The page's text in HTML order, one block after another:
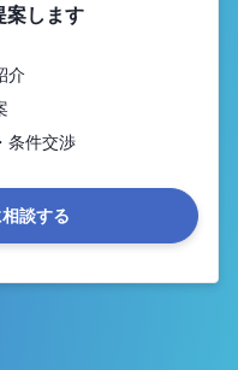
案します
介
条件交渉
談する